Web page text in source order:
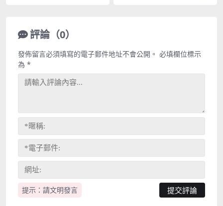
評論（0）
提示：請文明發言
發佈留言必須填寫的電子郵件地址不會公開。 必填欄位標示
為 *